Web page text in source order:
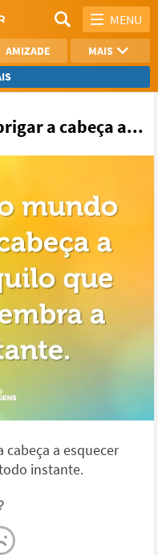
MENU
AMIZADE
MAIS
AGRADECIMENTO
a cabeça a...
a esquecer
instante.